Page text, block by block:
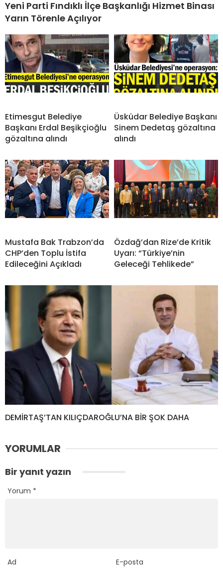
Yeni Parti Fındıklı İlçe Başkanlığı Hizmet Binası
Yarın Törenle Açılıyor
Etimesgut Belediye
Başkanı Erdal Beşikçioğlu
gözaltına alındı
Üsküdar Belediye Başkanı
Sinem Dedetaş gözaltına
alındı
Mustafa Bak Trabzon’da
CHP’den Toplu İstifa
Edileceğini Açıkladı
Özdağ’dan Rize’de Kritik
Uyarı: “Türkiye’nin
Geleceği Tehlikede”
DEMİRTAŞ’TAN KILIÇDAROĞLU’NA BİR ŞOK DAHA
YORUMLAR
Bir yanıt yazın
Yorum *
Ad E-posta